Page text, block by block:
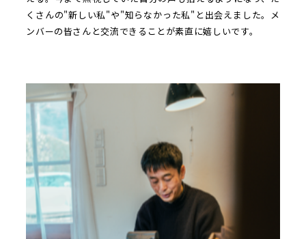
くさんの"新しい私"や"知らなかった私"と出会えました。メ
ンバーの皆さんと交流できることが素直に嬉しいです。